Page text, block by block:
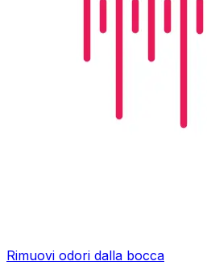
Rimuovi odori dalla bocca